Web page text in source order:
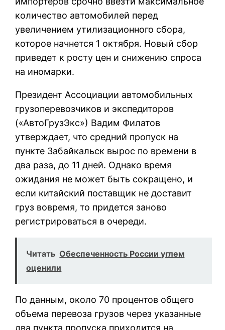
количество автомобилей перед
увеличением утилизационного сбора,
которое начнется 1 октября. Новый сбор
приведет к росту цен и снижению спроса
на иномарки.
Президент Ассоциации автомобильных
грузоперевозчиков и экспедиторов
(«АвтоГрузЭкс») Вадим Филатов
утверждает, что средний пропуск на
пункте Забайкальск вырос по времени в
два раза, до 11 дней. Однако время
ожидания не может быть сокращено, и
если китайский поставщик не доставит
груз вовремя, то придется заново
регистрироваться в очереди.
Читать Обеспеченность России углем
оценили
По данным, около 70 процентов общего
объема перевоза грузов через указанные
два пункта пропуска приходится на